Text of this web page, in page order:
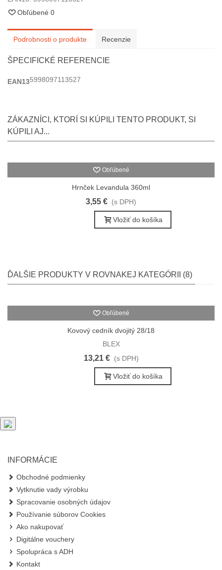
Obľúbené 0
Podrobnosti o produkte Recenzie
ŠPECIFICKÉ REFERENCIE
EAN135998097113527
ZÁKAZNÍCI, KTORÍ SI KÚPILI TENTO PRODUKT, SI
KÚPILI AJ...
Obľúbené
Hrnček Levandula 360ml
3,55 € (s DPH)
Vložiť do košíka
ĎALŠIE PRODUKTY V ROVNAKEJ KATEGÓRII (8)
Obľúbené
Kovový cedník dvojitý 28/18
BLEX
13,21 € (s DPH)
Vložiť do košíka
INFORMÁCIE
Obchodné podmienky
Vytknutie vady výrobku
Spracovanie osobných údajov
Používanie súborov Cookies
Ako nakupovať
Digitálne vouchery
Spolupráca s ADH
Kontakt